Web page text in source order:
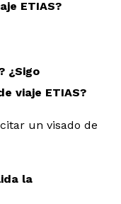
ETIAS?
¿Sigo
viaje ETIAS?
un visado de
la